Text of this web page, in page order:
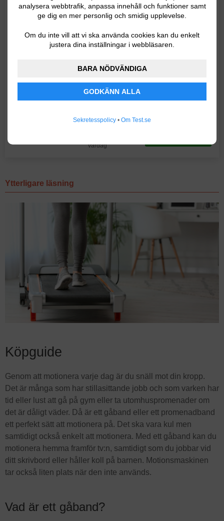
analysera webbtrafik, anpassa innehåll och funktioner samt
ge dig en mer personlig och smidig upplevelse.
Om du inte vill att vi ska använda cookies kan du enkelt
justera dina inställningar i webbläsaren.
BARA NÖDVÄNDIGA
GODKÄNN ALLA
Sekretesspolicy • Om Test.se
PRISER FÖR GYMSTICK WALKINGPAD
största
träningsspecialister
SE PRISET
Snabb leverans
SE PRISET
vardag
Ytterligare läsning
Köpguide
Genom att motionera varje dag är du snäll mot din kropp.
Det är många som har stillasittande jobb och som varken har
tid eller lust att gå på gym eller ta utomhuspromenader om
det är dåligt väder. Då är ett gåband eller ett promenadband
ett perfekt sätt att motionera på. Det ska vara kul men
samtidigt också enkelt att motionera. Med ett gåband kan du
motionera hemma framför tv:n, samtidigt som du jobbar vid
ditt skrivbord eller håller koll på barnen. Motionsmaskinen
tar också liten plats när den inte används.
Vad är ett gåband?